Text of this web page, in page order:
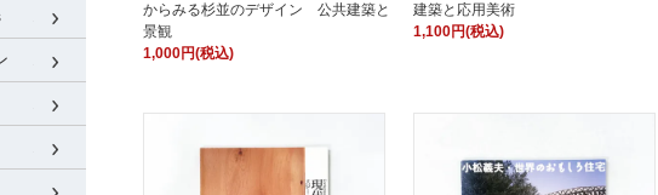
からみる杉並のデザイン 公共建築と
景観
1,000円(税込)
建築と応用美術
1,100円(税込)